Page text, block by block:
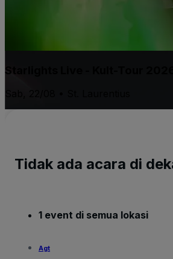
Starlights Live - Kult-Tour
Tidak ada acara di
1 event di semua lokasi
Agt